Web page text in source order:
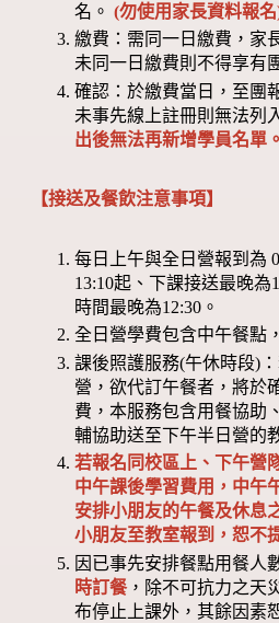
名。 (勿使用家長資料報
繳費：需同一日繳費，家
未同一日繳費則不得享有
確認：於繳費當日，至團
未事先線上註冊則無法列
出後無法再新增學員名單。
【接送及餐飲注意事項】
每日上午與全日營報到為
13:10起、下課接送最晚為
時間最晚為12:30。
全日營學費包含中午餐點
課後照護服務(午休時段)
營，欲代訂午餐者，將於
費，本服務包含用餐協助
輔協助送至下午半日營的
若報名同校區上、下午營
中午課後學習費用，中午
安排小朋友的午餐及休息
小朋友至教室報到，恕不
因已事先安排餐點用餐人
時訂餐，除不可抗力之天
布停止上課外，其餘因素